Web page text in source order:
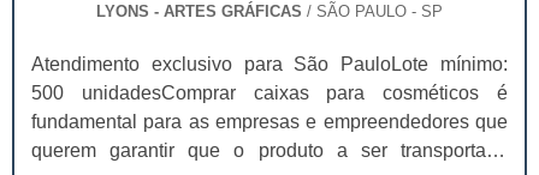
LYONS - ARTES GRÁFICAS / SÃO PAULO - SP
Atendimento exclusivo para São PauloLote mínimo:
500 unidadesComprar caixas para cosméticos é
fundamental para as empresas e empreendedores que
querem garantir que o produto a ser transportado